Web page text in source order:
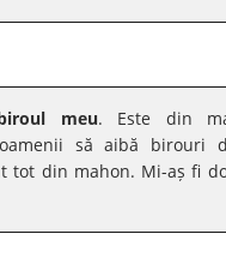
meu. Este din
să aibă birouri
tot din mahon. Mi-aș fi